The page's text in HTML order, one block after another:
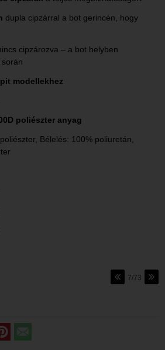
dupla cipzárral a bot gerincén, hogy
cipzározva – a bot helyben
modellekhez
poliészter anyag
Bélelés: 100% poliuretán,
7/73